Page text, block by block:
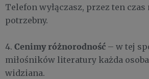
Telefon wyłączasz, przez ten czas
potrzebny.
4. Cenimy różnorodność – w tej
miłośników literatury każda
widziana.